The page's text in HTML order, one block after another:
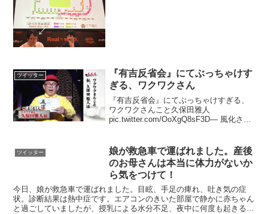
ツイッター
『有吉反省会』にてぶっちゃけす
ぎる、ワクワクさん
『有吉反省会』にてぶっちゃけすぎる、
ワクワクさんこと久保田雅人
pic.twitter.com/OoXgQ8sF3D— 風化させ
れないが今思え...
ツイッター
娘が救急車で運ばれました。産後
のお母さんは本当に体力がないか
ら気をつけて！
今日、娘が救急車で運ばれました。目眩、手足の痺れ、吐き気の症
状。診断結果は熱中症です。エアコンのきいた部屋で静かに赤ちゃん
と過ごしていましたが、授乳による水分不足、夜中に何度も起きる事